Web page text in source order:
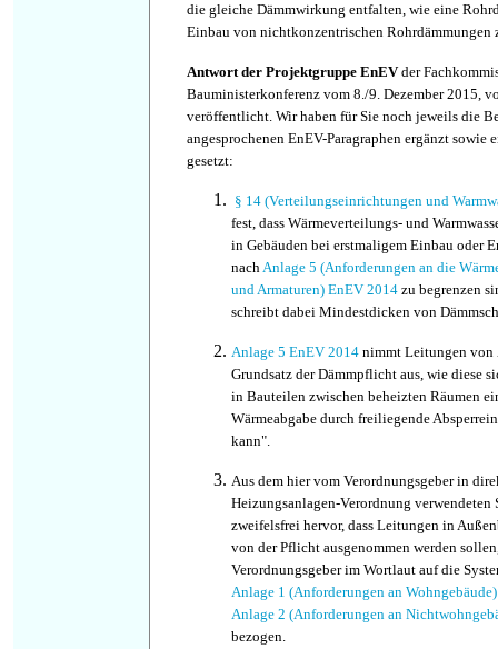
die gleiche Dämmwirkung entfalten, wie eine
Einbau von nichtkonzentrischen Rohrdämmungen
Antwort der Projektgruppe EnEVder
Bauministerkonferenz vom 8./9. Dezember 2015,
veröffentlicht. Wir haben für Sie noch jeweils die
angesprochenen EnEV-Paragraphen ergänzt
gesetzt:
§ 14 (Verteilungseinrichtungen und
fest, dass Wärmeverteilungs- und
in Gebäuden bei erstmaligem Einbau oder
nachAnlage 5 (Anforderungen an die
und Armaturen) EnEV 2014 zu begrenzen
schreibt dabei Mindestdicken von
Anlage 5 EnEV 2014 nimmt Leitungen von
Grundsatz der Dämmpflicht aus, wie diese
in Bauteilen zwischen beheizten Räumen
Wärmeabgabe durch freiliegende
kann".
Aus dem hier vom Verordnungsgeber in
Heizungsanlagen-Verordnung verwendeten
zweifelsfrei hervor, dass Leitungen in
von der Pflicht ausgenommen werden
Verordnungsgeber im Wortlaut auf die
Anlage 1 (Anforderungen an
Anlage 2 (Anforderungen an
bezogen.